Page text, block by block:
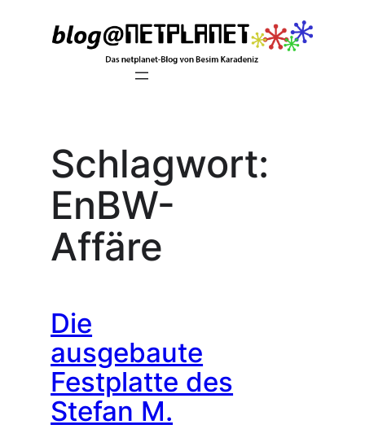
Schlagwort:
EnBW-
Affäre
Die
ausgebaute
Festplatte des
Stefan M.